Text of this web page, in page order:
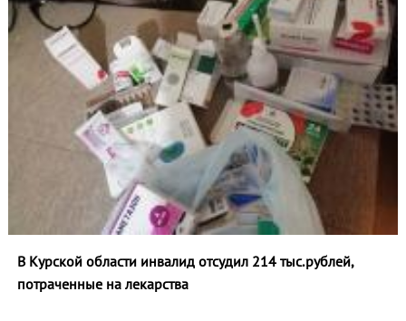
В Курской области инвалид отсудил 214 тыс.рублей,
потраченные на лекарства